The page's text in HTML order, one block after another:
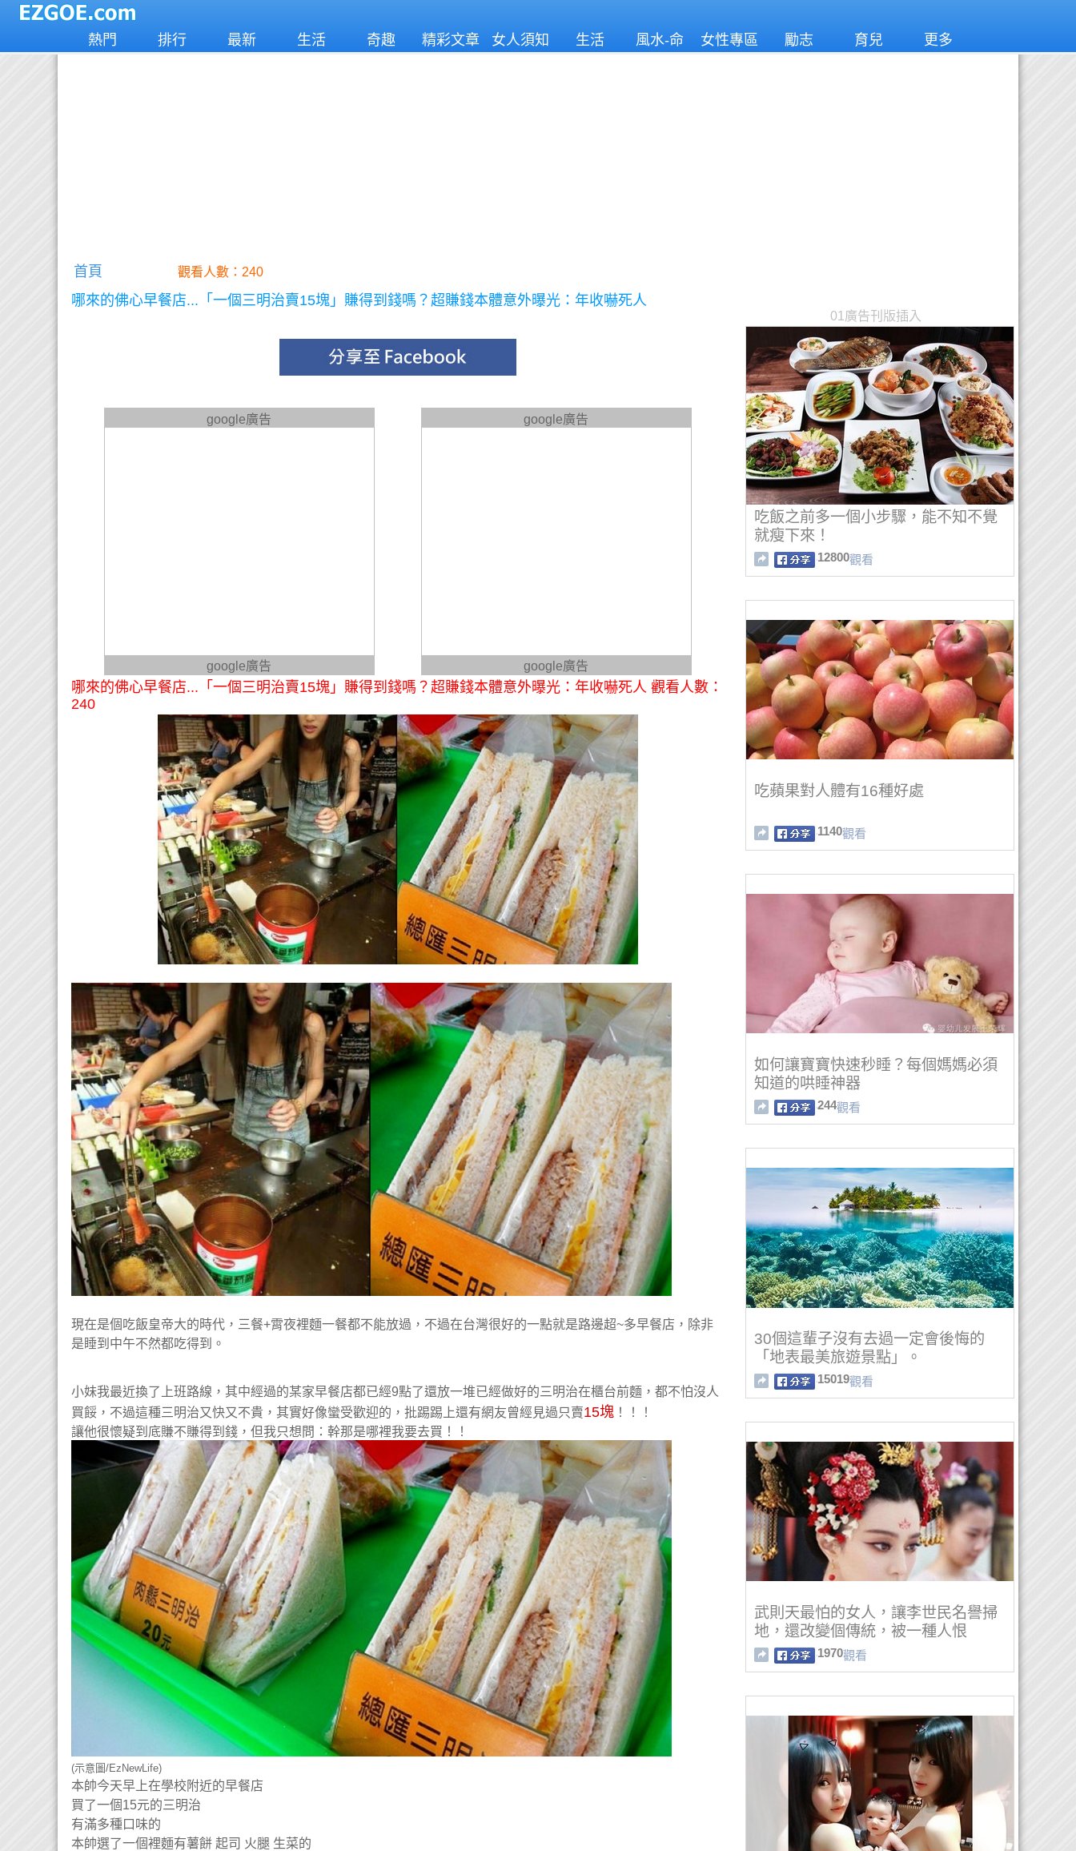
熱門 排行 最新 生活 奇趣 精彩文章 女人須知 生活
風水-命
女性專區 勵志 育兒 更多
首頁 觀看人數：240
哪來的佛心早餐店...「一個三明治賣15塊」賺得到錢嗎？超賺錢本體意外曝光：年收嚇死人
google廣告
google廣告
google廣告
google廣告
哪來的佛心早餐店...「一個三明治賣15塊」賺得到錢嗎？超賺錢本體意外曝光：年收嚇死人 觀看人數：
240
現在是個吃飯皇帝大的時代，三餐+霄夜裡麵一餐都不能放過，不過在台灣很好的一點就是路邊超~多早餐店，除非
是睡到中午不然都吃得到。
小妹我最近換了上班路線，其中經過的某家早餐店都已經9點了還放一堆已經做好的三明治在櫃台前麵，都不怕沒人
買餒，不過這種三明治又快又不貴，其實好像蠻受歡迎的，批踢踢上還有網友曾經見過只賣15塊 ！！！
讓他很懷疑到底賺不賺得到錢，但我只想問：幹那是哪裡我要去買！！
(示意圖/EzNewLife)
本帥今天早上在學校附近的早餐店
買了一個15元的三明治
有滿多種口味的
本帥選了一個裡麵有薯餅 起司 火腿 生菜的
01廣告刊版插入
吃飯之前多一個小步驟，能不知不覺
就瘦下來！
12800觀看
吃蘋果對人體有16種好處
1140觀看
如何讓寶寶快速秒睡？每個媽媽必須
知道的哄睡神器
244觀看
30個這輩子沒有去過一定會後悔的
「地表最美旅遊景點」。
15019觀看
武則天最怕的女人，讓李世民名譽掃
地，還改變個傳統，被一種人恨
1970觀看